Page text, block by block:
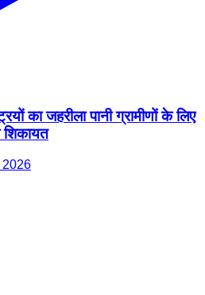
का जहरीला पानी ग्रामीणों के लिए
शिकायत
2026